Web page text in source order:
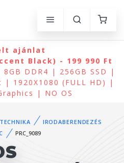
ajánlat
Black) - 199 990 Ft
DDR4 | 256GB SSD |
1920X1080 (FULL HD) |
| NO OS
IRODABERENDEZÉS
PRC_9089